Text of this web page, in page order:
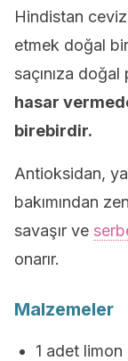
Hindistan
etmek doğal
saçınıza doğal
hasar
birebirdir.
Antioksidan,
bakımından
savaşır ve
onarır.
Malzemeler
1 adet limon